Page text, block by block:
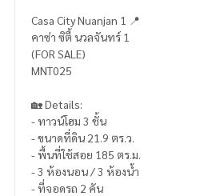
Casa City Nuanjan 1 📍
คาซ่า ซิตี้ นวลจันทร์ 1
(FOR SALE)
MNT025
🏡 Details:
- ทาวน์โฮม 3 ชั้น
- ขนาดที่ดิน 21.9 ตร.ว.
- พื้นที่ใช้สอย 185 ตร.ม.
- 3 ห้องนอน / 3 ห้องน้ำ
- ที่จอดรถ 2 คัน